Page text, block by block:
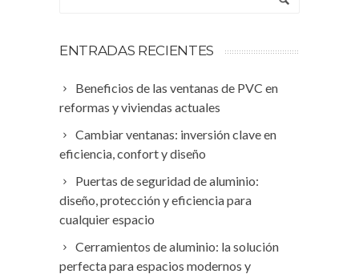
ENTRADAS RECIENTES
Beneficios de las ventanas de PVC en
reformas y viviendas actuales
Cambiar ventanas: inversión clave en
eficiencia, confort y diseño
Puertas de seguridad de aluminio:
diseño, protección y eficiencia para
cualquier espacio
Cerramientos de aluminio: la solución
perfecta para espacios modernos y